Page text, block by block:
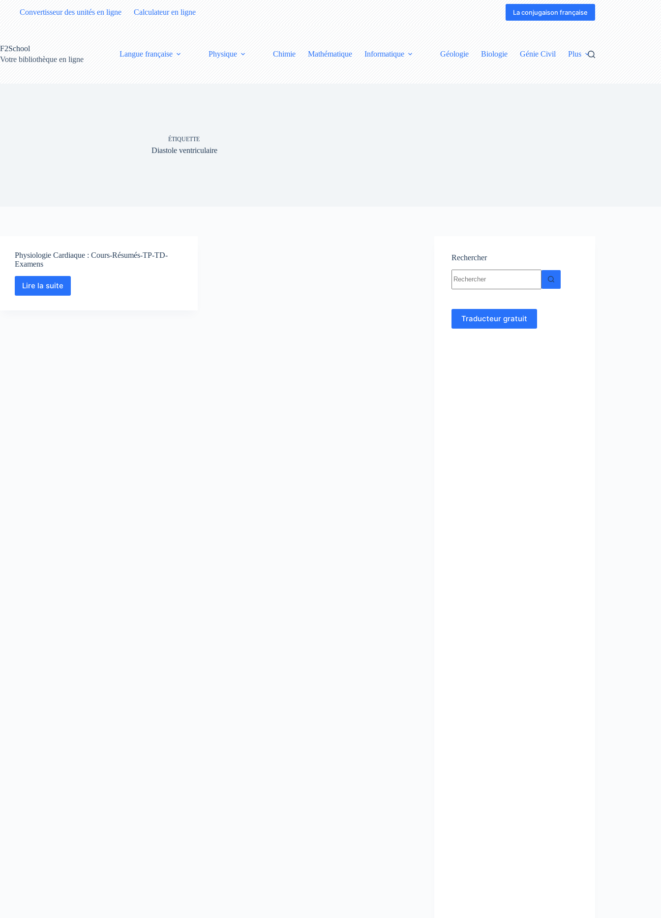
Convertisseur des unités en ligne Calculateur en ligne La conjugaison française
F2School
Votre bibliothèque en ligne
Langue française Physique Chimie Mathématique Informatique Géologie Biologie Génie Civil Plus
ÉTIQUETTE
Diastole ventriculaire
Physiologie Cardiaque : Cours-Résumés-TP-TD-
Examens
Lire la suite
Physiologie
Rechercher
résultat
Traducteur gratuit